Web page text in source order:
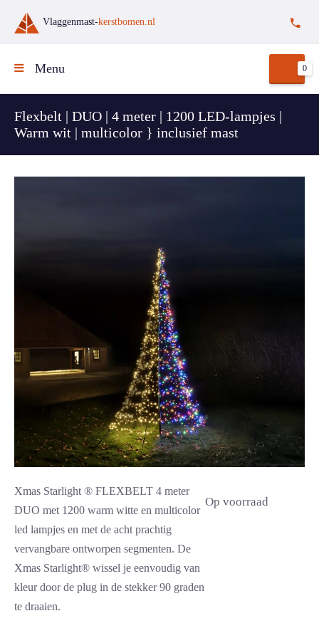
Vlaggenmast-kerstbomen.nl
Menu 0
Flexbelt | DUO | 4 meter | 1200 LED-lampjes |
Warm wit | multicolor } inclusief mast
Xmas Starlight ® FLEXBELT 4 meter
DUO met 1200 warm witte en multicolor
led lampjes en met de acht prachtig
vervangbare ontworpen segmenten. De
Xmas Starlight® wissel je eenvoudig van
kleur door de plug in de stekker 90 graden
te draaien.
Op voorraad